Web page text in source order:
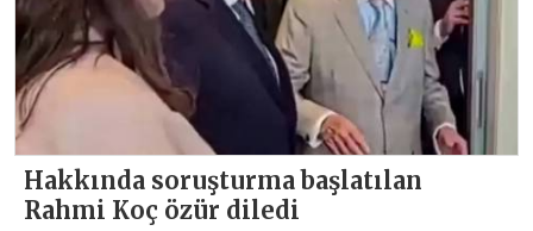
Hakkında soruşturma başlatılan
Rahmi Koç özür diledi